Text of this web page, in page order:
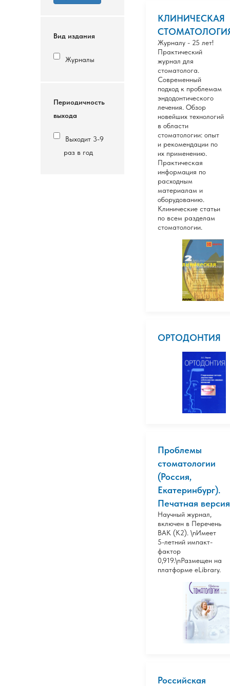
Вид издания
Журналы
Периодичность
выхода
Выходит 3-9
раз в год
КЛИНИЧЕСКАЯ
Журналу - 25 лет!
Практический
журнал для
стоматолога.
Современный
подход к проблемам
эндодонтического
лечения. Обзор
новейших технологий
в области
стоматологии: опыт
и рекомендации по
их применению.
Практическая
информация по
расходным
материалам и
оборудованию.
Клинические статьи
по всем разделам
стоматологии.
ОРТОДОНТИЯ
Проблемы
стоматологии
(Россия,
Екатеринбург).
Печатная версия
Научный журнал,
включен в Перечень
ВАК (К2). \nИмеет
5-летний импакт-
фактор
0,919.\nРазмещен на
платформе eLibrary.
Российская